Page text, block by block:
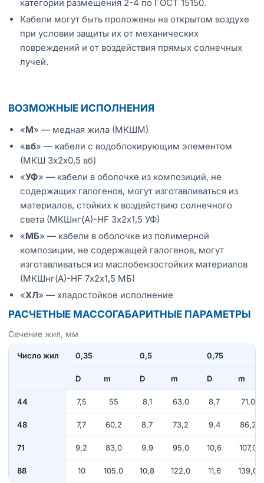
категории размещения 2-4 по ГОСТ 15150.
Кабели могут быть проложены на открытом воздухе
при условии защиты их от механических
повреждений и от воздействия прямых солнечных
лучей.
ВОЗМОЖНЫЕ ИСПОЛНЕНИЯ
«М» — медная жила (МКШМ)
«вб» — кабели с водоблокирующим элементом
(МКШ 3х2х0,5 вб)
«УФ» — кабели в оболочке из композиций, не
содержащих галогенов, могут изготавливаться из
материалов, стойких к воздействию солнечного
света (МКШнг(А)-HF 3х2х1,5 УФ)
«МБ» — кабели в оболочке из полимерной
композиции, не содержащей галогенов, могут
изготавливаться из маслобензостойких материалов
(МКШнг(А)-HF 7х2х1,5 МБ)
«ХЛ» — хладостойкое исполнение
РАСЧЕТНЫЕ МАССОГАБАРИТНЫЕ ПАРАМЕТРЫ
Сечение жил, мм
Число жил 0,35 0,5 0,75
D m D m D m
44 7,5 55 8,1 63,0 8,7 71,0
48 7,7 60,2 8,7 73,2 9,4 86,2
71 9,2 83,0 9,9 95,0 10,6 107,0
88 10 105,0 10,8 122,0 11,6 139,0